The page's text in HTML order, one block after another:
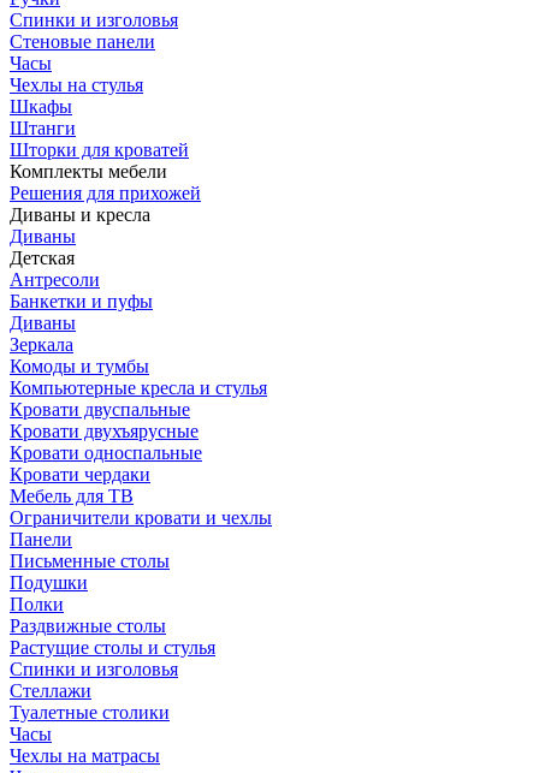
Спинки и изголовья
Стеновые панели
Часы
Чехлы на стулья
Шкафы
Штанги
Шторки для кроватей
Комплекты мебели
Решения для прихожей
Диваны и кресла
Диваны
Детская
Антресоли
Банкетки и пуфы
Диваны
Зеркала
Комоды и тумбы
Компьютерные кресла и стулья
Кровати двуспальные
Кровати двухъярусные
Кровати односпальные
Кровати чердаки
Мебель для ТВ
Ограничители кровати и чехлы
Панели
Письменные столы
Подушки
Полки
Раздвижные столы
Растущие столы и стулья
Спинки и изголовья
Стеллажи
Туалетные столики
Часы
Чехлы на матрасы